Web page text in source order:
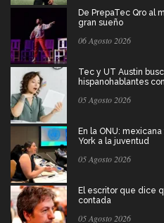
De PrepaTec Qro al
gran sueño
06 Agosto 2026
Tec y UT Austin
hispanohablantes
05 Agosto 2026
En la ONU:
York a la juventud
05 Agosto 2026
El escritor que dice
contada
05 Agosto 2026